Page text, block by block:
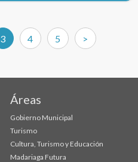
3(current)
4 5 >
Áreas
Gobierno Municipal
Turismo
Cultura, Turismo y Educación
Madariaga Futura